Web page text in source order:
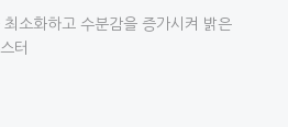
소화하고 수분감을 증가시켜 밝은
터